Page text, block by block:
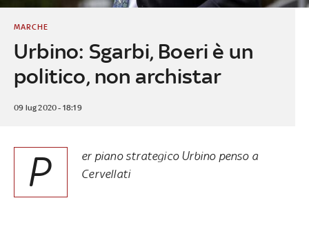
Urbino: Sgarbi, Boeri è un
politico, non archistar
MARCHE
09 lug 2020 - 18:19
P
er piano strategico Urbino penso a
Cervellati